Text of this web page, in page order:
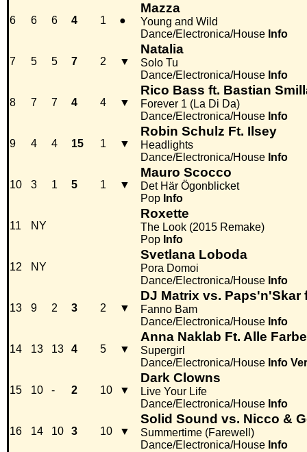
6 6 6 4 1 ●
Mazza
Young and Wild
Dance/Electronica/House Info
7 5 5 7 2 ▼
Natalia
Solo Tu
Dance/Electronica/House Info
8 7 7 4 4 ▼
Rico Bass ft. Bastian
Forever 1 (La Di Da)
Dance/Electronica/House Info
9 4 4 15 1 ▼
Robin Schulz Ft. Ilsey
Headlights
Dance/Electronica/House Info
10 3 1 5 1 ▼
Mauro Scocco
Det Här Ögonblicket
Pop Info
11 NY
Roxette
The Look (2015 Remake)
Pop Info
12 NY
Svetlana Loboda
Pora Domoi
Dance/Electronica/House Info
13 9 2 3 2 ▼
DJ Matrix vs. Paps'n'Skar
Fanno Bam
Dance/Electronica/House Info
14 13 13 4 5 ▼
Anna Naklab Ft. Alle
Supergirl
Dance/Electronica/House Info
15 10 - 2 10 ▼
Dark Clowns
Live Your Life
Dance/Electronica/House Info
16 14 10 3 10 ▼
Solid Sound vs. Nicco &
Summertime (Farewell)
Dance/Electronica/House Info